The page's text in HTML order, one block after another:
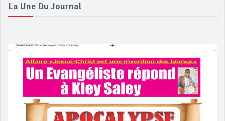
La Une Du Journal